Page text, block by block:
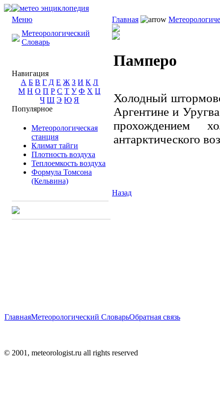
Меню
Метеорологический
Словарь
Навигация
А Б В Г Д Е Ж З И К Л
М Н О П Р С Т У Ф Х Ц
Ч Ш Э Ю Я
Популярное
Метеорологическая
станция
Климат тайги
Плотность воздуха
Теплоемкость воздуха
Формула Томсона
(Кельвина)
Главная
Памперо
Холодный
Аргентине и
прохождением
антарктического
Назад
ГлавнаяМетеорологический СловарьОбратная связь
© 2001, meteorologist.ru all rights reserved